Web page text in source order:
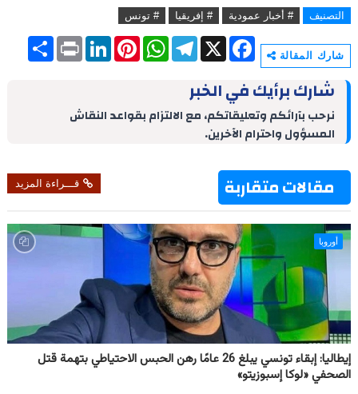
التصنيف # أخبار عمودية # إفريقيا # تونس
شارك المقالة
S
h
P
r
L
I
P
e
W
h
p
T
e
g
a
X
F
a
b
o
k
شارك برأيك في الخبر
نرحب بآرائكم وتعليقاتكم، مع الالتزام بقواعد النقاش
المسؤول واحترام الآخرين.
مقالات متقاربة قـــراءة المزيد
أوروبا
إيطاليا: إبقاء تونسي يبلغ 26 عامًا رهن الحبس الاحتياطي بتهمة قتل
الصحفي «لوكا إسبوزيتو»